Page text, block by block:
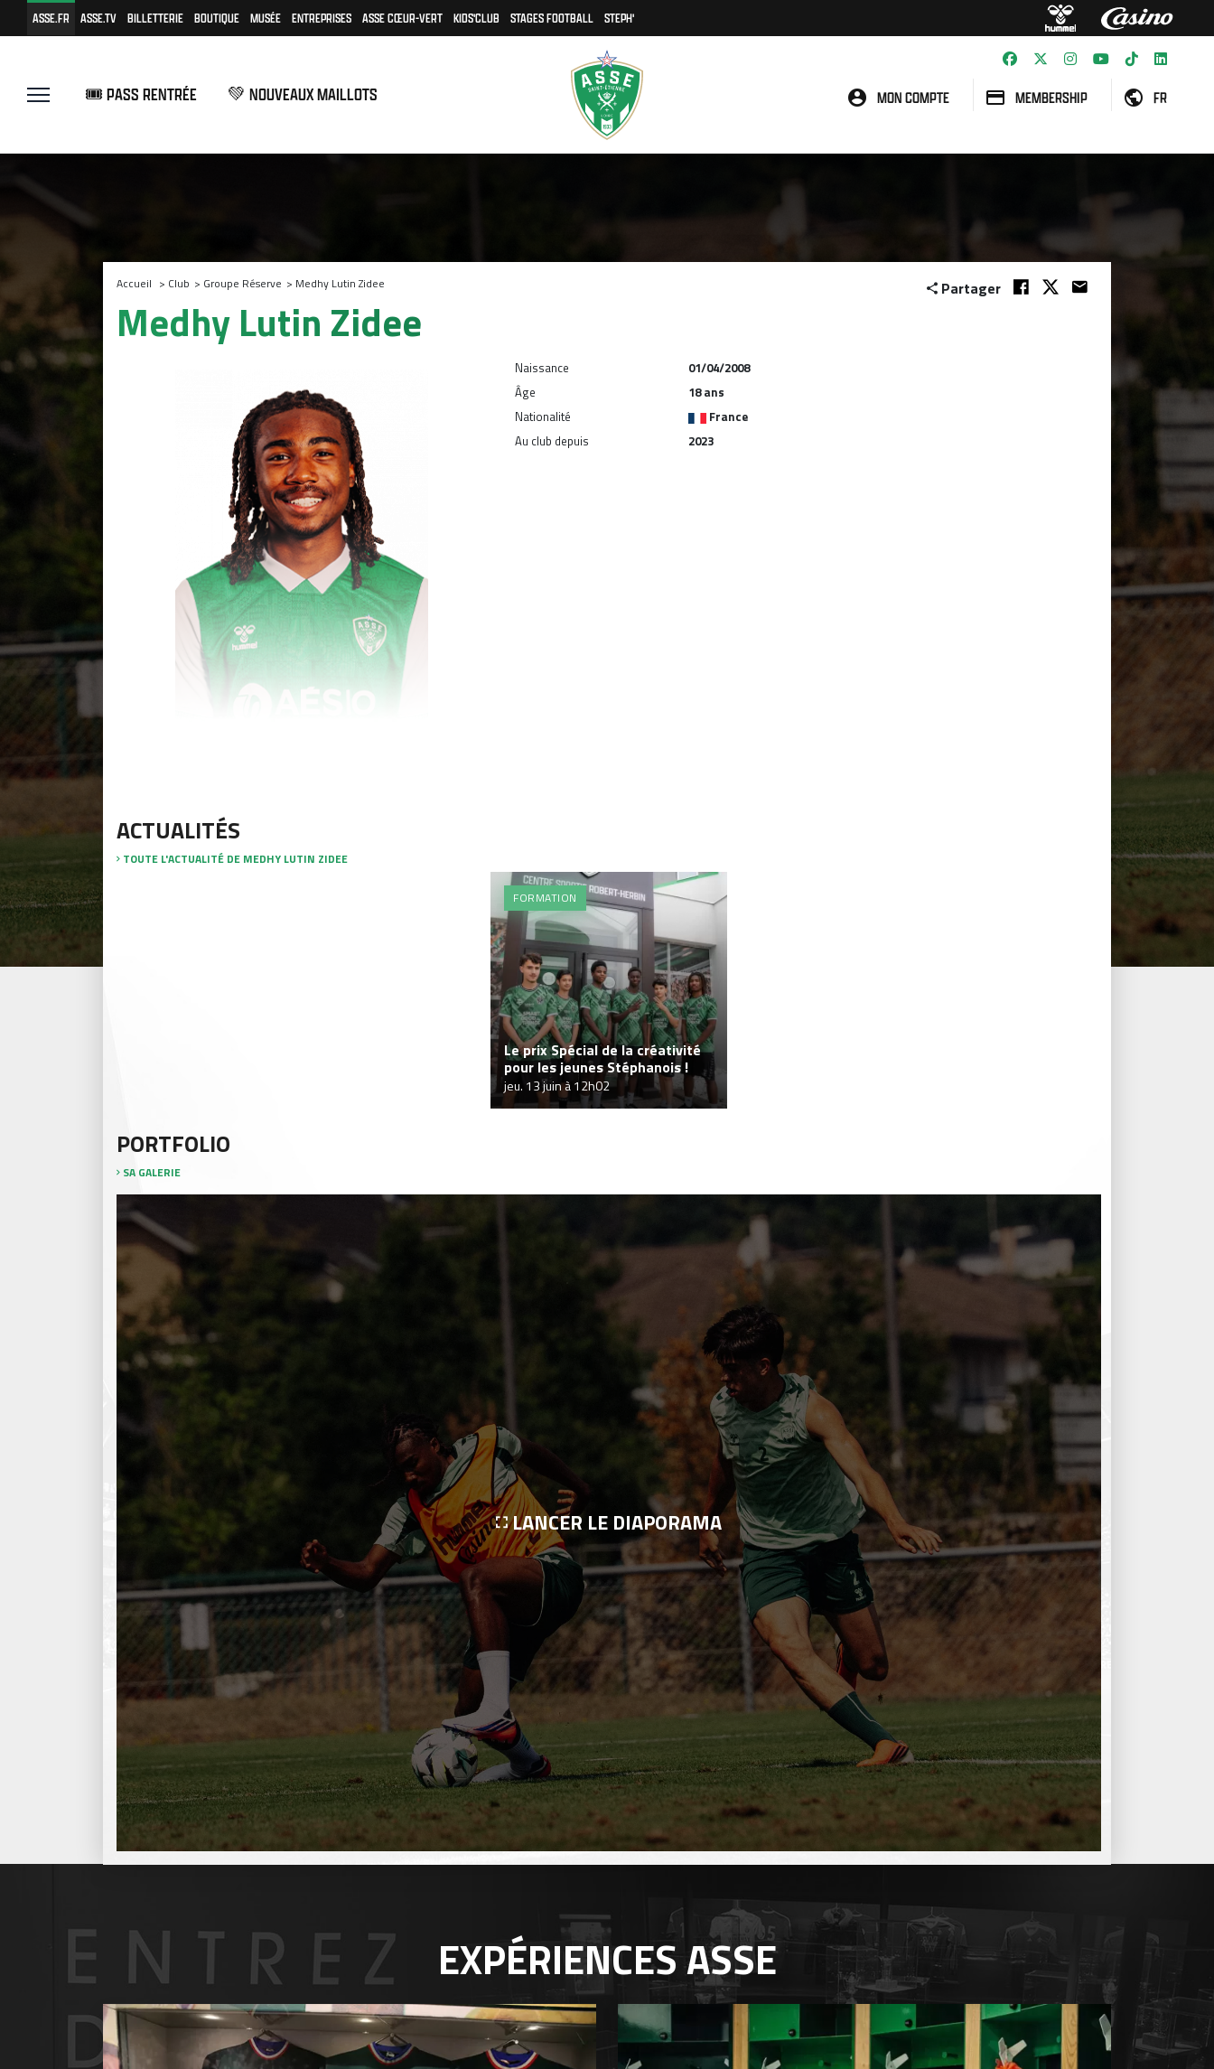
ASSE.FR ASSE.TV BILLETTERIE BOUTIQUE MUSÉE ENTREPRISES ASSE CŒUR-VERT KIDS'CLUB STAGES FOOTBALL STEPH'
🎟️ PASS RENTRÉE 💚 NOUVEAUX MAILLOTS MON COMPTE MEMBERSHIP FR
Accueil > Club > Groupe Réserve > Medhy Lutin Zidee Partager
Medhy Lutin Zidee
Naissance
01/04/2008
Âge
18 ans
Nationalité
France
Au club depuis
2023
ACTUALITÉS
TOUTE L'ACTUALITÉ DE MEDHY LUTIN ZIDEE
FORMATION
Le prix Spécial de la créativité
pour les jeunes Stéphanois !
jeu. 13 juin à 12h02
PORTFOLIO
SA GALERIE
LANCER LE DIAPORAMA
EXPÉRIENCESASSE